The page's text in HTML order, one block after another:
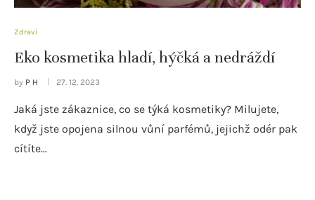
Zdraví
Eko kosmetika hladí, hýčká a nedráždí
by P H 27. 12. 2023
Jaká jste zákaznice, co se týká kosmetiky? Milujete,
když jste opojena silnou vůní parfémů, jejichž odér pak
cítíte…